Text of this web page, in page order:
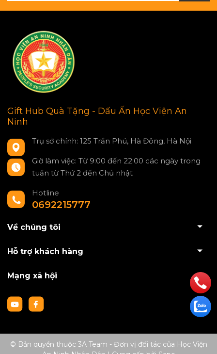
Gift Hub Quà Tặng - Dấu Ấn Học Viện An
Ninh
Trụ sở chính: 125 Trần Phú, Hà Đông, Hà Nội
Giờ làm việc: Từ 9:00 đến 22:00 các ngày trong
tuần từ Thứ 2 đến Chủ nhật
Hotline
0692215777
Về chúng tôi
Hỗ trợ khách hàng
Mạng xã hội
© Bản quyền thuộc 3A Team - Đơn vị đối tác của Học Viện